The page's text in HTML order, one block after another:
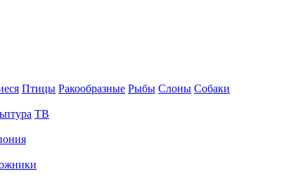
Птицы Ракообразные Рыбы Слоны Собаки
ТВ